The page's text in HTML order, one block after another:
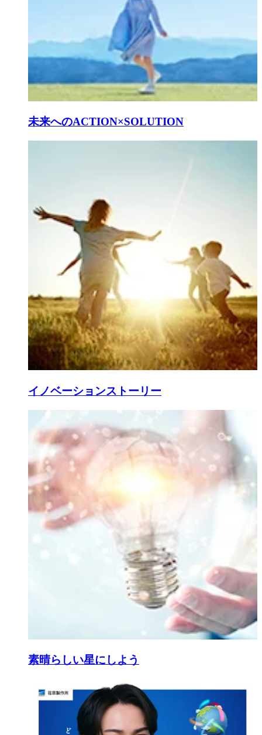
未来へのACTION×SOLUTION
イノベーションストーリー
素晴らしい星にしよう